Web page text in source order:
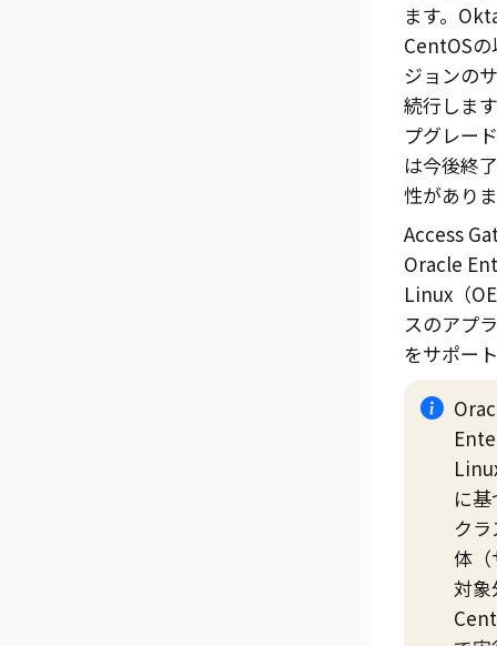
ます。
CentOS
ジョンの
続行しま
プグレー
は今後終
性があり
Access
Oracle
Linux（
スのアプ
をサポー
に
ク
体（
対象